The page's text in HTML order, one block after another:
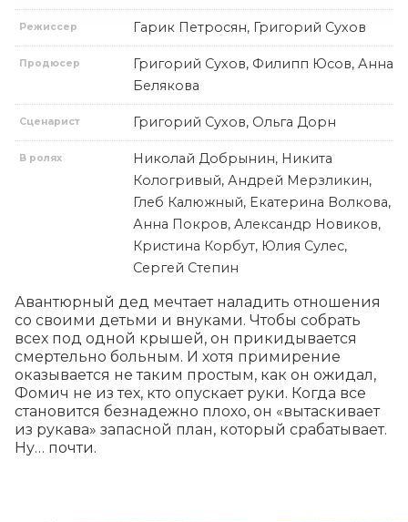
Режиссер Гарик Петросян, Григорий Сухов
Продюсер
Григорий Сухов, Филипп Юсов, Анна
Белякова
Сценарист Григорий Сухов, Ольга Дорн
В ролях
Николай Добрынин, Никита
Кологривый, Андрей Мерзликин,
Глеб Калюжный, Екатерина Волкова,
Анна Покров, Александр Новиков,
Кристина Корбут, Юлия Сулес,
Сергей Степин
Авантюрный дед мечтает наладить отношения
со своими детьми и внуками. Чтобы собрать
всех под одной крышей, он прикидывается
смертельно больным. И хотя примирение
оказывается не таким простым, как он ожидал,
Фомич не из тех, кто опускает руки. Когда все
становится безнадежно плохо, он «вытаскивает
из рукава» запасной план, который срабатывает.
Ну… почти.